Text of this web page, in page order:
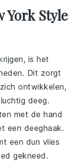
York Style
is het
Dit zorgt
zich ontwikkelen,
deeg.
met de hand
een deeghaak.
een dun vlies
gekneed.